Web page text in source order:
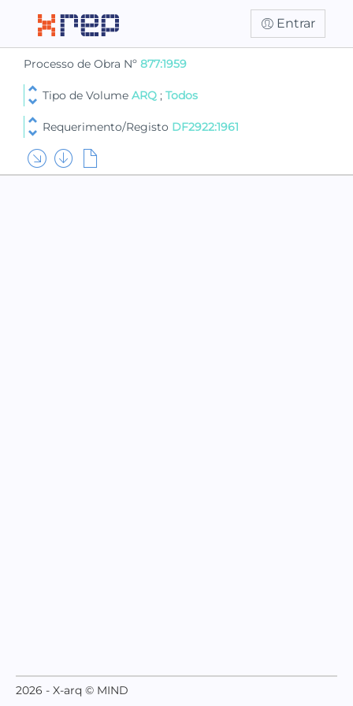
Entrar
Processo de Obra Nº 877:1959
Tipo de Volume ARQ ; Todos
Requerimento/Registo DF2922:1961
PARTE
2026 - X-arq © MIND